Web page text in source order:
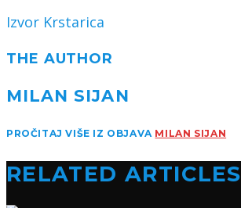
Izvor Krstarica
THE AUTHOR
MILAN SIJAN
PROČITAJ VIŠE IZ OBJAVA MILAN SIJAN
RELATED ARTICLES